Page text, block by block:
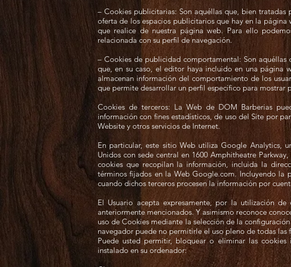
– Cookies publicitarias: Son aquéllas que, bien
oferta de los espacios publicitarios que hay en la
que realice de nuestra página web. Para ello
relacionada con su perfil de navegación.
– Cookies de publicidad comportamental: Son
que, en su caso, el editor haya incluido en una página
almacenan información del comportamiento de los
que permite desarrollar un perfil específico para mostrar
Cookies de terceros: La Web de DOM Barberias
información con fines estadísticos, de uso del Site por
Website y otros servicios de Internet.
En particular, este sitio Web utiliza Google Analytics,
Unidos con sede central en 1600 Amphitheatre
cookies que recopilan la información, incluida la
términos fijados en la Web Google.com. Incluyendo la
cuando dichos terceros procesen la información por
El Usuario acepta expresamente, por la utilización
anteriormente mencionados. Y asimismo reconoce
uso de Cookies mediante la selección de la
navegador puede no permitirle el uso pleno de todas las
Puede usted permitir, bloquear o eliminar las
instalado en su ordenador: